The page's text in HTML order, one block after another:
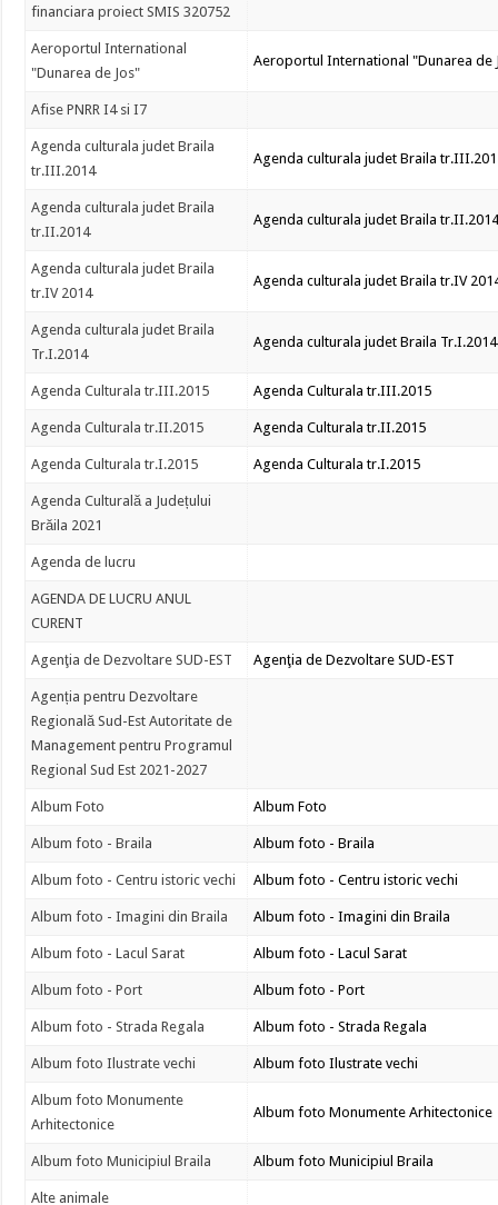
financiara proiect SMIS 320752
Aeroportul International
"Dunarea de Jos"
Aeroportul International "Dunarea de
Afise PNRR I4 si I7
Agenda culturala judet Braila
tr.III.2014
Agenda culturala judet Braila
Agenda culturala judet Braila
tr.II.2014
Agenda culturala judet Braila
Agenda culturala judet Braila
tr.IV 2014
Agenda culturala judet Braila tr.IV
Agenda culturala judet Braila
Tr.I.2014
Agenda culturala judet Braila Tr.I.2014
Agenda Culturala tr.III.2015 Agenda Culturala tr.III.2015
Agenda Culturala tr.II.2015 Agenda Culturala tr.II.2015
Agenda Culturala tr.I.2015 Agenda Culturala tr.I.2015
Agenda Culturală a Județului
Brăila 2021
Agenda de lucru
AGENDA DE LUCRU ANUL
CURENT
Agenţia de Dezvoltare SUD-EST Agenţia de Dezvoltare SUD-EST
Agenția pentru Dezvoltare
Regională Sud-Est Autoritate de
Management pentru Programul
Regional Sud Est 2021-2027
Album Foto Album Foto
Album foto - Braila Album foto - Braila
Album foto - Centru istoric vechi Album foto - Centru istoric vechi
Album foto - Imagini din Braila Album foto - Imagini din Braila
Album foto - Lacul Sarat Album foto - Lacul Sarat
Album foto - Port Album foto - Port
Album foto - Strada Regala Album foto - Strada Regala
Album foto Ilustrate vechi Album foto Ilustrate vechi
Album foto Monumente
Arhitectonice
Album foto Monumente Arhitectonice
Album foto Municipiul Braila Album foto Municipiul Braila
Alte animale